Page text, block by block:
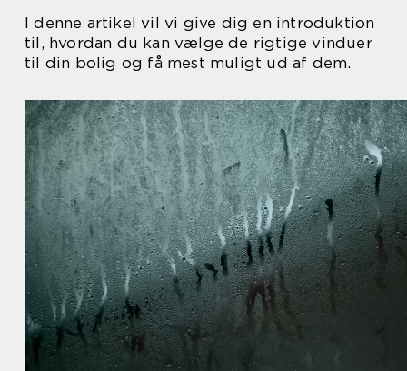
I denne artikel vil vi give dig en introduktion
til, hvordan du kan vælge de rigtige vinduer
til din bolig og få mest muligt ud af dem.